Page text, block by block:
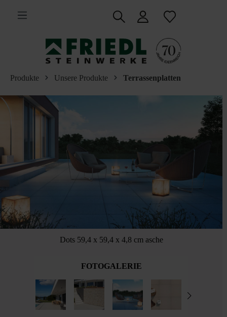
springen
Produkte Unsere Produkte Terrassenplatten
Dots 59,4 x 59,4 x 4,8 cm asche
FOTOGALERIE